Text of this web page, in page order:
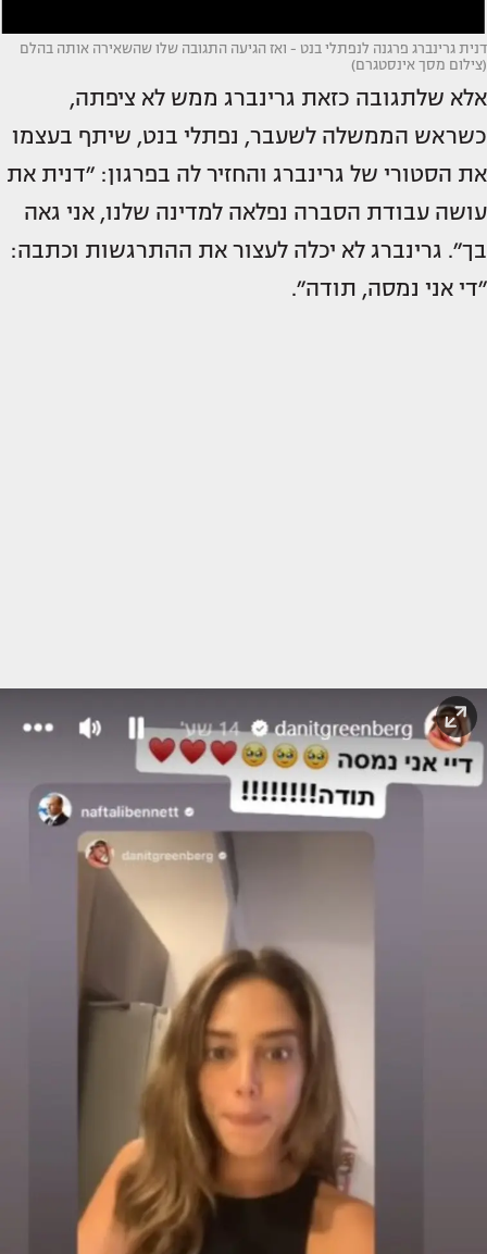
דנית גרינברג פרגנה לנפתלי בנט - ואז הגיעה התגובה שלו שהשאירה אותה בהלם
(צילום מסך אינסטגרם)
אלא שלתגובה כזאת גרינברג ממש לא ציפתה,
כשראש הממשלה לשעבר, נפתלי בנט, שיתף בעצמו
את הסטורי של גרינברג והחזיר לה בפרגון: ״דנית את
עושה עבודת הסברה נפלאה למדינה שלנו, אני גאה
בך״. גרינברג לא יכלה לעצור את ההתרגשות וכתבה:
״די אני נמסה, תודה״.